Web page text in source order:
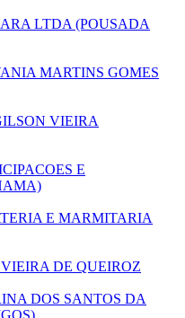
LTDA (POUSADA
MARTINS GOMES
VIEIRA
E
E MARMITARIA
DE QUEIROZ
DOS SANTOS DA